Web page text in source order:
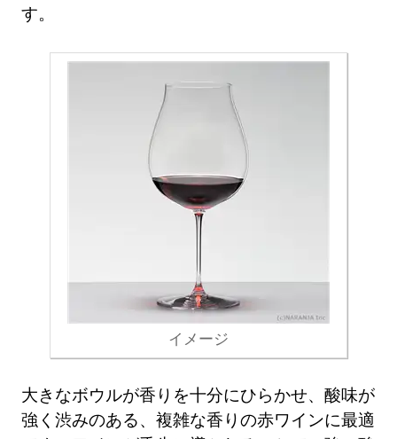
す。
イメージ
大きなボウルが香りを十分にひらかせ、酸味が
強く渋みのある、複雑な香りの赤ワインに最適